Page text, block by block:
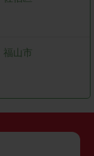
福山市